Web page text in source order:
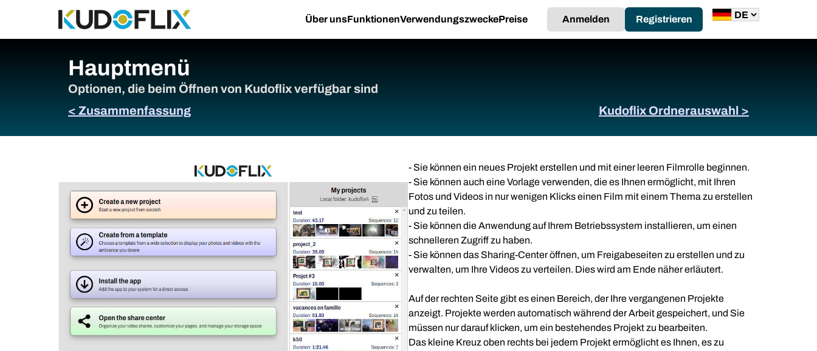
Über unsFunktionenVerwendungszweckePreise Anmelden Registrieren
Hauptmenü
Optionen, die beim Öffnen von Kudoflix verfügbar sind
< Zusammenfassung
Kudoflix Ordnerauswahl >
- Sie können ein neues Projekt erstellen und mit einer leeren Filmrolle beginnen.
- Sie können auch eine Vorlage verwenden, die es Ihnen ermöglicht, mit Ihren
Fotos und Videos in nur wenigen Klicks einen Film mit einem Thema zu erstellen
und zu teilen.
- Sie können die Anwendung auf Ihrem Betriebssystem installieren, um einen
schnelleren Zugriff zu haben.
- Sie können das Sharing-Center öffnen, um Freigabeseiten zu erstellen und zu
verwalten, um Ihre Videos zu verteilen. Dies wird am Ende näher erläutert.
Auf der rechten Seite gibt es einen Bereich, der Ihre vergangenen Projekte
anzeigt. Projekte werden automatisch während der Arbeit gespeichert, und Sie
müssen nur darauf klicken, um ein bestehendes Projekt zu bearbeiten.
Das kleine Kreuz oben rechts bei jedem Projekt ermöglicht es Ihnen, es zu